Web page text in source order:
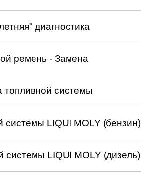
диагностика
ремень - Замена
топливной системы
системы LIQUI MOLY (бензин)
системы LIQUI MOLY (дизель)